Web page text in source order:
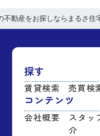
不動産をお探しならまるさ住
探す
賃貸検索 売買検
コンテンツ
会社概要
スタッ
介